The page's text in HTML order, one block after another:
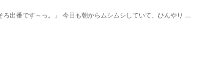
ろ出番です～っ。」 今日も朝からムシムシしていて、ひんやり ...